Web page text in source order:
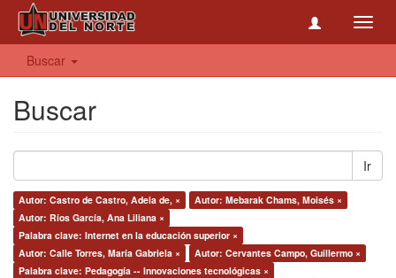
Buscar
Buscar
Ir
Autor: Castro de Castro, Adela de, ×
Autor: Mebarak Chams, Moisés ×
Autor: Ríos García, Ana Liliana ×
Palabra clave: Internet en la educación superior ×
Autor: Calle Torres, María Gabriela ×
Autor: Cervantes Campo, Guillermo ×
Palabra clave: Pedagogía -- Innovaciones tecnológicas ×